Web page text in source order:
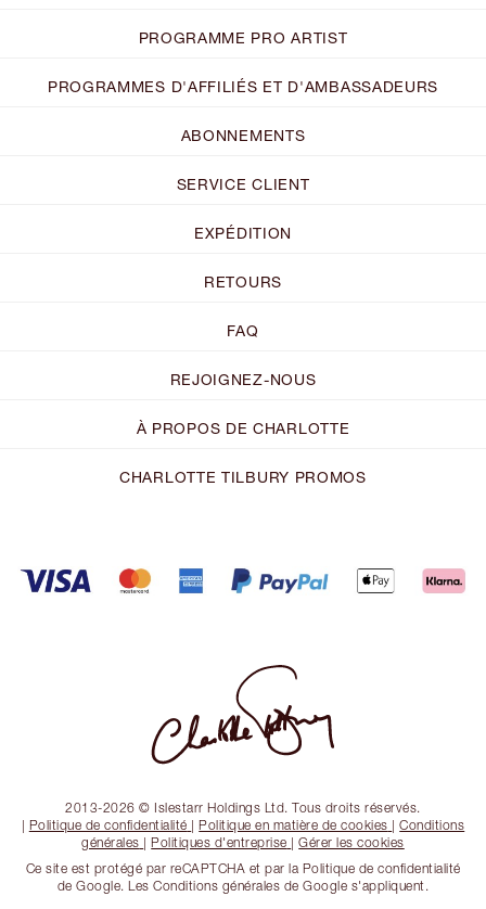
PROGRAMME PRO ARTIST
PROGRAMMES D'AFFILIÉS ET D'AMBASSADEURS
ABONNEMENTS
SERVICE CLIENT
EXPÉDITION
RETOURS
FAQ
REJOIGNEZ-NOUS
À PROPOS DE CHARLOTTE
CHARLOTTE TILBURY PROMOS
2013-2026 © Islestarr Holdings Ltd. Tous droits réservés.
| Politique de confidentialité |Politique en matière de cookies |Conditions
générales |Politiques d'entreprise |Gérer les cookies
Ce site est protégé par reCAPTCHA et par la Politique de confidentialité
de Google. Les Conditions générales de Google s'appliquent.